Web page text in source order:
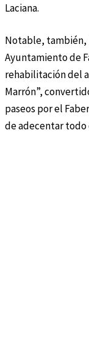
Laciana.
Notable, también,
Ayuntamiento de
rehabilitación del
Marrón”,
paseos por el
de adecentar